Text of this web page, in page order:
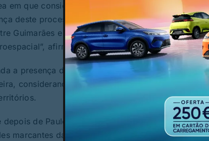
em que considera existir uma complementaridade
deste processo no domínio aeroespacial. Pode
Guimarães e os Açores, tanto ao nível histórico
afirmou.
a presença do secretário regional dos Açores na
considerando que esse encontro reforçou a
de Paulo Estêvão ter defendido uma
marcantes da história nacional e,